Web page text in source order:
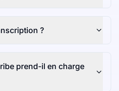
?
prend-il en charge